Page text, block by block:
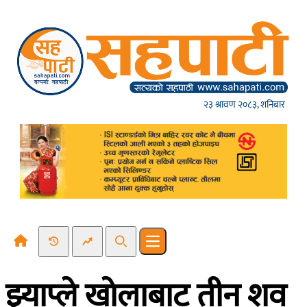
२३ श्रावण २०८३, शनिबार
Recent NewsTrending News
SearchOpen main menu